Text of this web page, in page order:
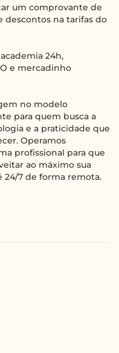
um comprovante de
descontos na tarifas do
24h,
e mercadinho
no modelo
para quem busca a
e a praticidade que
Operamos
profissional para que
ao máximo sua
24/7 de forma remota.